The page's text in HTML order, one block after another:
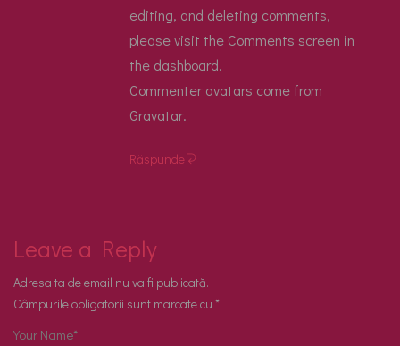
editing, and deleting comments,
please visit the Comments screen in
the dashboard.
Commenter avatars come from
Gravatar.
Răspunde
Leave a Reply
Adresa ta de email nu va fi publicată.
Câmpurile obligatorii sunt marcate cu *